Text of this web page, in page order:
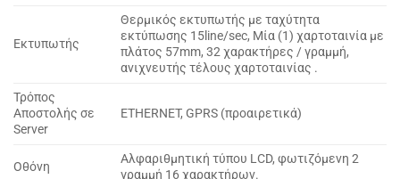
Εκτυπωτής
Θερμικός εκτυπωτής με ταχύτητα
εκτύπωσης 15line/sec, Μία (1) χαρτοταινία με
πλάτος 57mm, 32 χαρακτήρες / γραμμή,
ανιχνευτής τέλους χαρτοταινίας .
Τρόπος
Αποστολής σε
Server
ETHERNET, GPRS (προαιρετικά)
Οθόνη
Αλφαριθμητική τύπου LCD, φωτιζόμενη 2
γραμμή 16 χαρακτήρων.